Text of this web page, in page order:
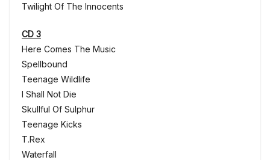
Twilight Of The Innocents
CD 3
Here Comes The Music
Spellbound
Teenage Wildlife
I Shall Not Die
Skullful Of Sulphur
Teenage Kicks
T.Rex
Waterfall